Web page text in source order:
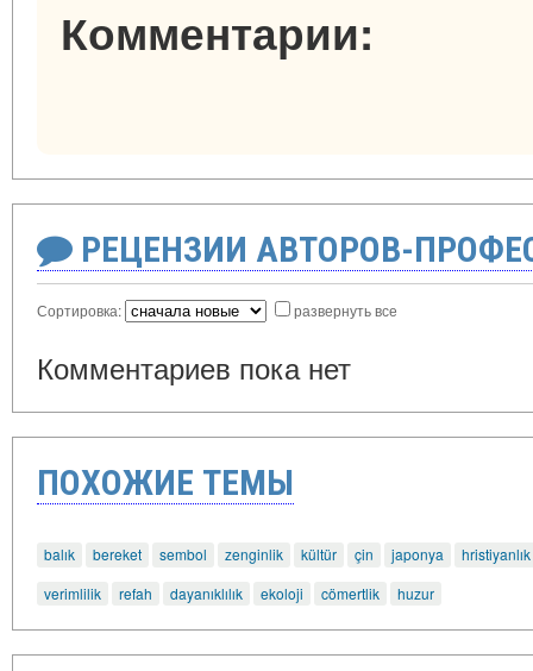
Комментарии:
РЕЦЕНЗИИ АВТОРОВ-
Сортировка: развернуть все
Комментариев пока нет
ПОХОЖИЕ ТЕМЫ
balık bereket sembol zenginlik kültür çin japonya
hristiyanlık
verimlilik
refah dayanıklılık ekoloji cömertlik huzur